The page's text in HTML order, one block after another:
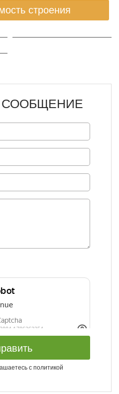
строения
СООБЩЕНИЕ
с политикой